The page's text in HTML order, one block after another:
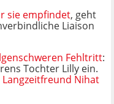
sie empfindet, geht
Liaison
Fehltritt:
Tochter Lilly ein.
Nihat